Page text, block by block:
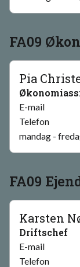
FA09
Pia
E-mail
Telefon
mandag -
FA09
Karsten
Driftschef
E-mail
Telefon